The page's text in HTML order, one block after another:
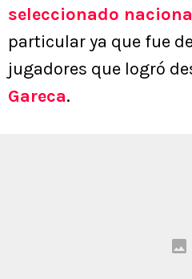
seleccionado
particular ya que fue
jugadores que logró
Gareca.